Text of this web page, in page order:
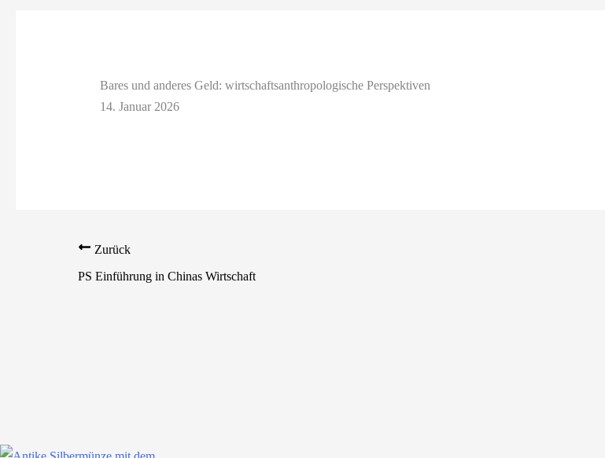
Bares und anderes Geld: wirtschaftsanthropologische Perspektiven
14. Januar 2026
Zurück
PS Einführung in Chinas Wirtschaft